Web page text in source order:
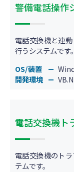
警備電話操作
電話交換機と連
行うシステムです。
OS/装置
開発環境
電話交換機ト
電話交換機のト
テムです。